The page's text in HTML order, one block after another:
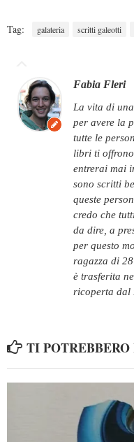
Tag: galateria scritti galeotti
Fabia Fleri
la vita di una persona non è abbastanza lunga
per avere la
tutte le
libri ti
entrerai mai
sono scritti
queste
credo che
da dire, a
per questo
ragazza di
è trasferita
ricoperta dal
TI